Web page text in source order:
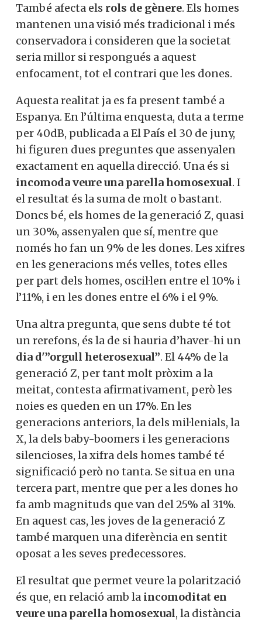
També afecta els rols de gènere. Els homes
mantenen una visió més tradicional i més
conservadora i consideren que la societat
seria millor si respongués a aquest
enfocament, tot el contrari que les dones.
Aquesta realitat ja es fa present també a
Espanya. En l’última enquesta, duta a terme
per 40dB, publicada a El País el 30 de juny,
hi figuren dues preguntes que assenyalen
exactament en aquella direcció. Una és si
incomoda veure una parella homosexual. I
el resultat és la suma de molt o bastant.
Doncs bé, els homes de la generació Z, quasi
un 30%, assenyalen que sí, mentre que
només ho fan un 9% de les dones. Les xifres
en les generacions més velles, totes elles
per part dels homes, oscil·len entre el 10% i
l’11%, i en les dones entre el 6% i el 9%.
Una altra pregunta, que sens dubte té tot
un rerefons, és la de si hauria d’haver-hi un
dia d'”orgull heterosexual”. El 44% de la
generació Z, per tant molt pròxim a la
meitat, contesta afirmativament, però les
noies es queden en un 17%. En les
generacions anteriors, la dels mil·lenials, la
X, la dels baby-boomers i les generacions
silencioses, la xifra dels homes també té
significació però no tanta. Se situa en una
tercera part, mentre que per a les dones ho
fa amb magnituds que van del 25% al 31%.
En aquest cas, les joves de la generació Z
també marquen una diferència en sentit
oposat a les seves predecessores.
El resultat que permet veure la polarització
és que, en relació amb la incomoditat en
veure una parella homosexual, la distància